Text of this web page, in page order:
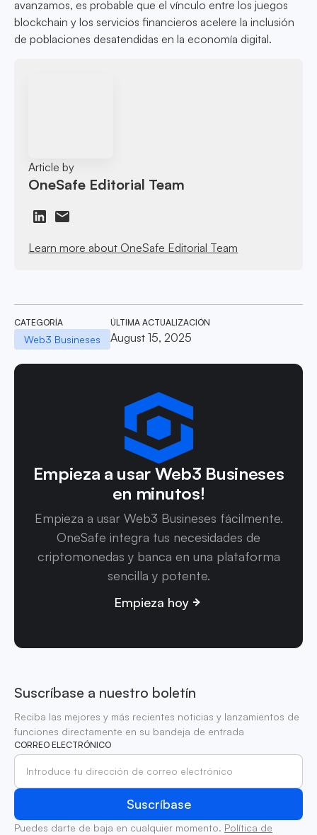
avanzamos, es probable que el vínculo entre los juegos
blockchain y los servicios financieros acelere la inclusión
de poblaciones desatendidas en la economía digital.
Article by
OneSafe Editorial Team
Learn more about OneSafe Editorial Team
CATEGORÍA
Web3 Busineses
ÚLTIMA ACTUALIZACIÓN
August 15, 2025
Empieza a usar Web3 Busineses
en minutos!
Empieza a usar Web3 Busineses fácilmente.
OneSafe integra tus necesidades de
criptomonedas y banca en una plataforma
sencilla y potente.
Empieza hoy
Suscríbase a nuestro boletín
Reciba las mejores y más recientes noticias y lanzamientos de
funciones directamente en su bandeja de entrada
CORREO ELECTRÓNICO
Puedes darte de baja en cualquier momento. Política de